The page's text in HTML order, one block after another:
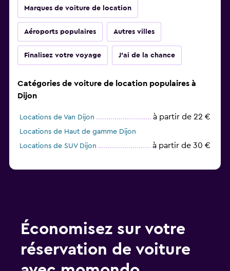
Marques de voiture de location
Aéroports populaires Autres villes
Finalisez votre voyage J'ai de la chance
Catégories de voiture de location populaires à
Dijon
Locations de Van Dijon à partir de 22 €
Locations de Haut de gamme Dijon
Locations de SUV Dijon
à partir de 30 €
Économisez sur votre
réservation de voiture